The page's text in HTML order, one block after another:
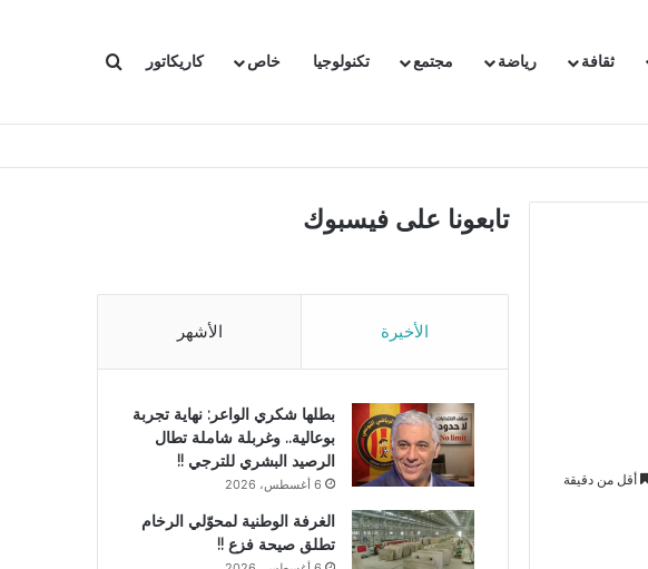
ثقافة رياضة مجتمع تكنولوجيا خاص كاريكاتور بحث عن
أقل من دقيقة
تابعونا على فيسبوك
الأخيرة الأشهر
بطلها شكري الواعر: نهاية تجربة
بوعالية.. وغربلة شاملة تطال
الرصيد البشري للترجي !!
6 أغسطس، 2026
الغرفة الوطنية لمحوّلي الرخام
تطلق صيحة فزع !!